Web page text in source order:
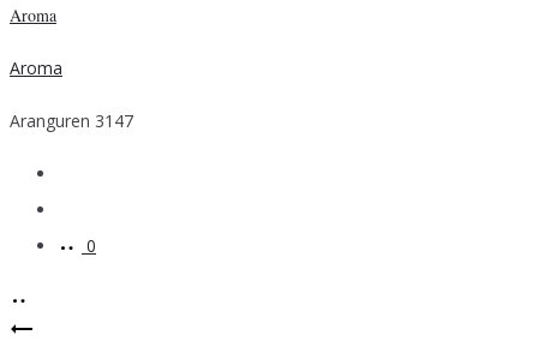
Aroma
Aroma
Aranguren 3147
0
Product